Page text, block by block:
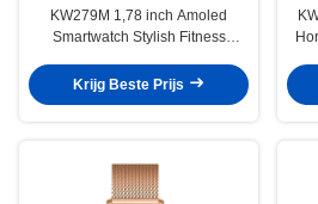
KW279M 1,78 inch Amoled
Smartwatch Stylish Fitness
Krijg Beste Prijs